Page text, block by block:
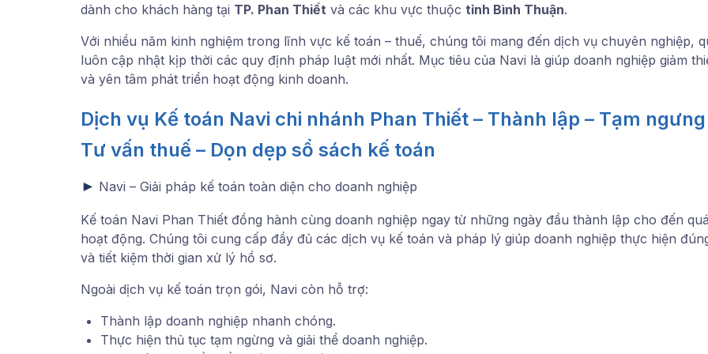
dành cho khách hàng tại TP. Phan Thiết và các khu vực thuộc tỉnh Bình Thuận.
Với nhiều năm kinh nghiệm trong lĩnh vực kế toán – thuế, chúng tôi mang đến dịch vụ chuyên nghiệp,
luôn cập nhật kịp thời các quy định pháp luật mới nhất. Mục tiêu của Navi là giúp doanh nghiệp giảm
và yên tâm phát triển hoạt động kinh doanh.
Dịch vụ Kế toán Navi chi nhánh Phan Thiết – Thành lập – Tạm ngưng
Tư vấn thuế – Dọn dẹp sổ sách kế toán
► Navi – Giải pháp kế toán toàn diện cho doanh nghiệp
Kế toán Navi Phan Thiết đồng hành cùng doanh nghiệp ngay từ những ngày đầu thành lập cho đến
hoạt động. Chúng tôi cung cấp đầy đủ các dịch vụ kế toán và pháp lý giúp doanh nghiệp thực hiện
và tiết kiệm thời gian xử lý hồ sơ.
Ngoài dịch vụ kế toán trọn gói, Navi còn hỗ trợ:
Thành lập doanh nghiệp nhanh chóng.
Thực hiện thủ tục tạm ngừng và giải thể doanh nghiệp.